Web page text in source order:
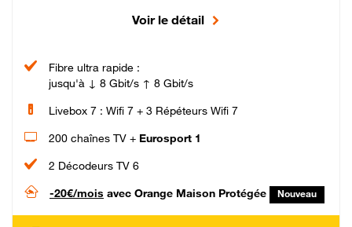
Voir le détail
Fibre ultra rapide :
jusqu'à ↓ 8 Gbit/s ↑ 8 Gbit/s
Livebox 7 : Wifi 7 + 3 Répéteurs Wifi 7
200 chaînes TV + Eurosport 1
2 Décodeurs TV 6
-20€/mois avec Orange Maison Protégée Nouveau